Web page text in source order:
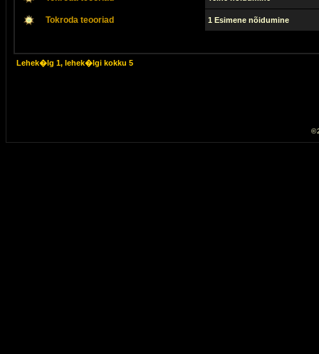
Tokroda teooriad 1 Esimene nõidumine
Lehek�lg 1, lehek�lgi kokku 5
©